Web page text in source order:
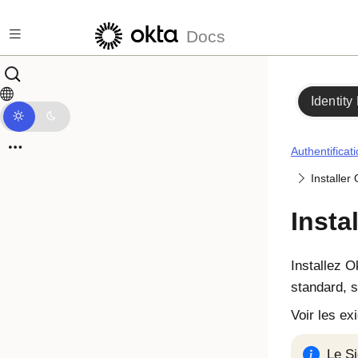
Docs
Identity
Installer
Installez
standard,
Voir les
Le